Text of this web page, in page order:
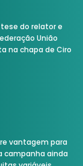
tese do relator e
União
na chapa de Ciro
vantagem para
campanha ainda